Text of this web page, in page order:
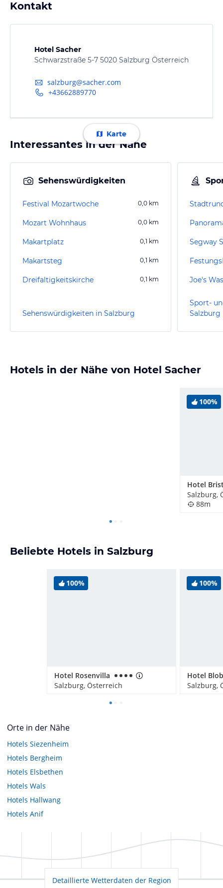
Kontakt
Hotel Sacher
Schwarzstraße 5-7 5020 Salzburg Österreich
salzburg@sacher.com
+43662889770
Karte
Interessantes in der Nähe
Sehenswürdigkeiten
Festival Mozartwoche 0,0 km
Mozart Wohnhaus 0,0 km
Makartplatz 0,1 km
Makartsteg 0,1 km
Dreifaltigkeitskirche 0,1 km
Sehenswürdigkeiten in Salzburg
Segway
Sport-
Salzburg
Hotels in der Nähe von Hotel Sacher
100%
Salzburg,
88m
Beliebte Hotels in Salzburg
100%
Hotel Rosenvilla
Salzburg, Österreich
100%
Hotel
Salzburg,
Orte in der Nähe
Hotels Siezenheim
Hotels Bergheim
Hotels Elsbethen
Hotels Wals
Hotels Hallwang
Hotels Anif
Detaillierte Wetterdaten der Region